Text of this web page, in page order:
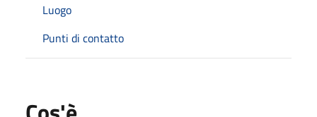
Luogo
Punti di contatto